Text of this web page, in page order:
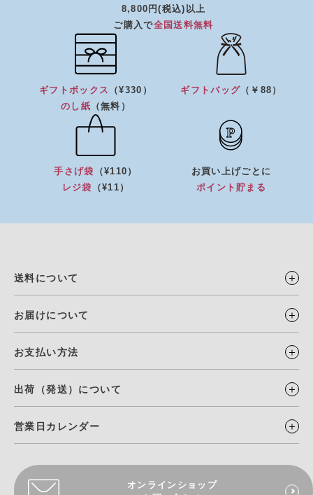
8,800円(税込)以上
ご購入で全国送料無料
ギフトボックス
（¥330）
のし紙 （無料）
ギフトバッグ （￥88）
手さげ袋
（¥110）
レジ袋
（¥11）
お買い上げごとに
ポイント貯まる
送料について
お届けについて
お支払い方法
出荷（発送）について
営業日カレンダー
オンラインショップ